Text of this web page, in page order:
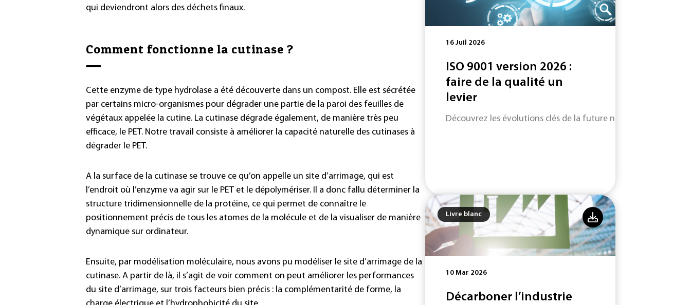
qui deviendront alors des déchets finaux.
Comment fonctionne la cutinase ?
Cette enzyme de type hydrolase a été découverte dans un compost. Elle est sécrétée
par certains micro-organismes pour dégrader une partie de la paroi des feuilles de
végétaux appelée la cutine. La cutinase dégrade également, de manière très peu
efficace, le PET. Notre travail consiste à améliorer la capacité naturelle des cutinases à
dégrader le PET.
A la surface de la cutinase se trouve ce qu’on appelle un site d’arrimage, qui est
l’endroit où l’enzyme va agir sur le PET et le dépolymériser. Il a donc fallu déterminer la
structure tridimensionnelle de la protéine, ce qui permet de connaître le
positionnement précis de tous les atomes de la molécule et de la visualiser de manière
dynamique sur ordinateur.
Ensuite, par modélisation moléculaire, nous avons pu modéliser le site d’arrimage de la
cutinase. A partir de là, il s’agit de voir comment on peut améliorer les performances
du site d’arrimage, sur trois facteurs bien précis : la complémentarité de forme, la
16 Juil 2026
ISO 9001 version 2026 :
faire de la qualité un
levier
Découvrez les évolutions clés de la future norme ISO 9001
Livre blanc
10 Mar 2026
Décarboner l’industrie